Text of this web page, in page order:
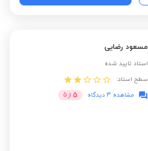
مسعود رضایی
استاد تایید شده
سطح استاد:
مشاهده 3 دیدگاه
5 از 5